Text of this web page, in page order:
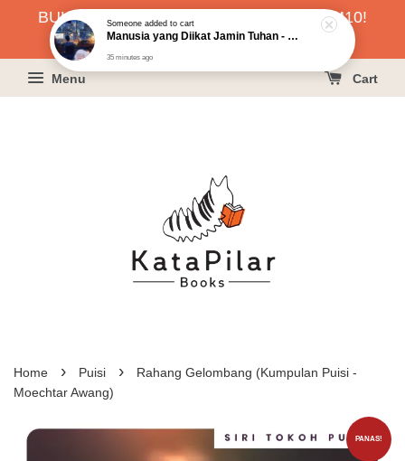
BUKU HARGA RAHMAH SERENDAH RM10!
KLIK SINI UNTUK PESAN!
Menu Cart
Home › Puisi ›
Rahang Gelombang (Kumpulan Puisi -
Moechtar Awang)
PANAS!